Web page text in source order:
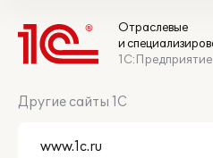
Отраслевые
и
1С:Предприятие
Другие сайты 1С